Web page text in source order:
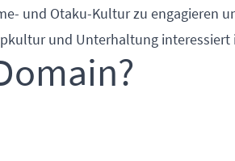
und Otaku-Kultur zu engagieren
und Unterhaltung interessiert